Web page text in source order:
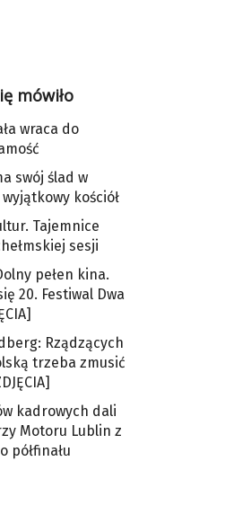
mówiło
wraca do
swój ślad w
kościół
Tajemnice
sesji
pełen kina.
20. Festiwal Dwa
Rządzących
trzeba zmusić
kadrowych dali
Motoru Lublin z
półfinału